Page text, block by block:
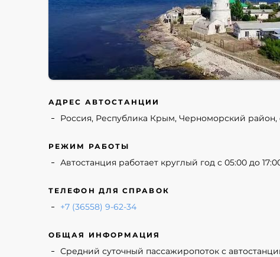
АДРЕС АВТОСТАНЦИИ
Россия, Республика Крым, Черноморский район,
РЕЖИМ РАБОТЫ
Автостанция работает круглый год с 05:00 до
ТЕЛЕФОН ДЛЯ СПРАВОК
+7 (36558) 9-62-34
ОБЩАЯ ИНФОРМАЦИЯ
Средний суточный пассажиропоток с